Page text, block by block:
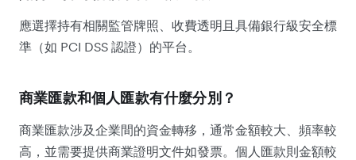
應選擇持有相關監管牌照、收費透明且具備銀行級安全標
準（如 PCI DSS 認證）的平台。
商業匯款和個人匯款有什麼分別？
商業匯款涉及企業間的資金轉移，通常金額較大、頻率較
高，並需要提供商業證明文件如發票。個人匯款則金額較